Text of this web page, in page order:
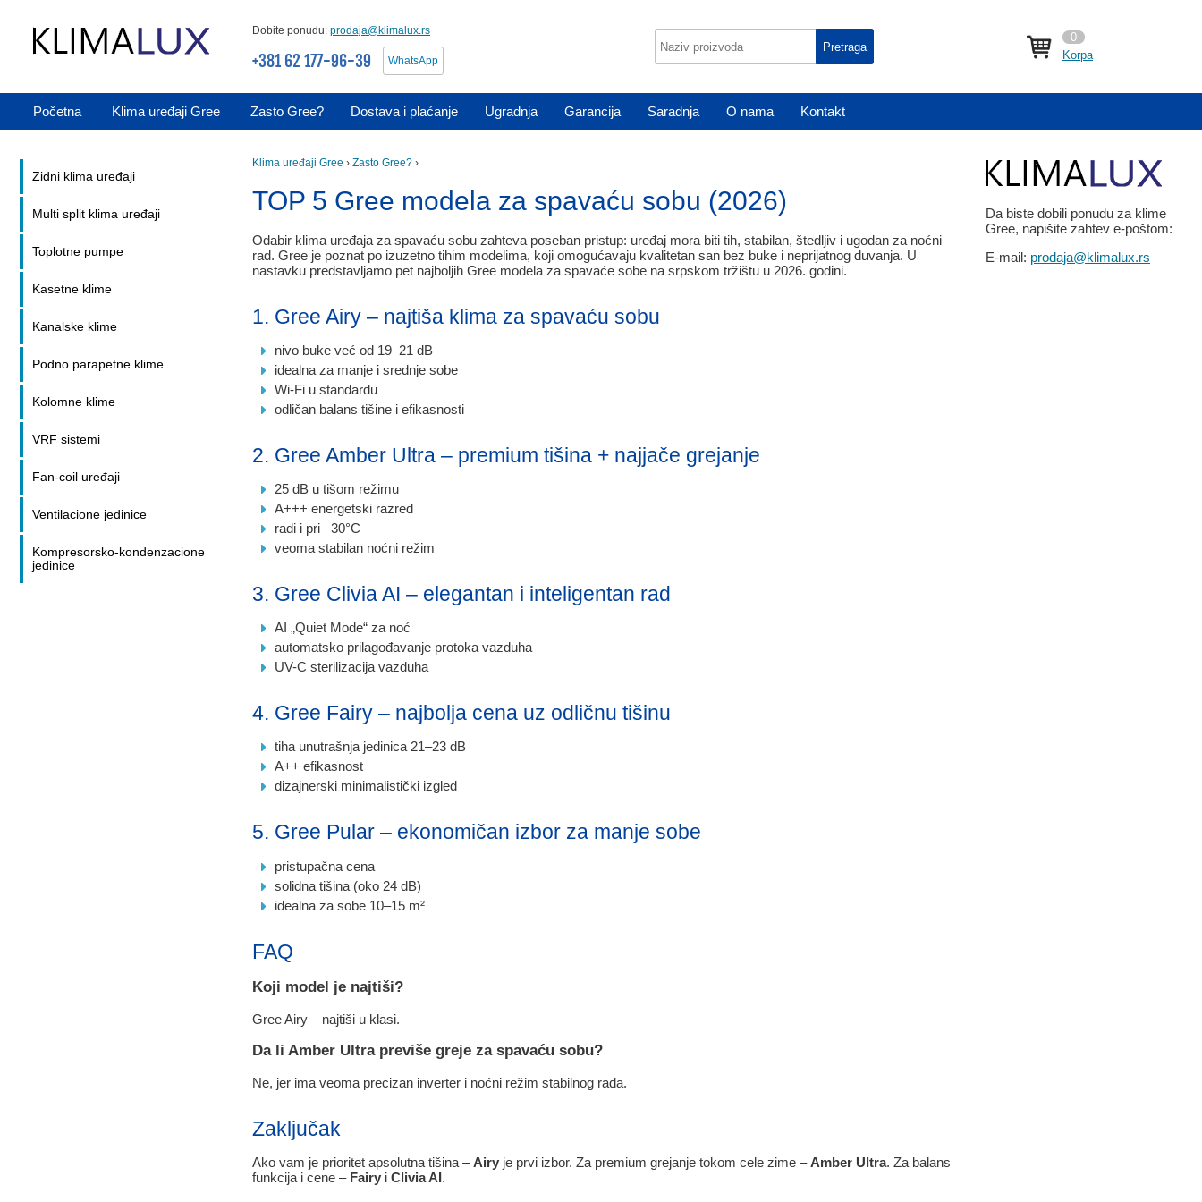
Dobite ponudu: prodaja@klimalux.rs
+381 62 177-96-39 WhatsApp
Pretraga
0
Korpa
Početna Klima uređaji Gree Zasto Gree? Dostava i plaćanje Ugradnja Garancija Saradnja O nama Kontakt
Klima uređaji Gree › Zasto Gree? ›
TOP 5 Gree modela za spavaću sobu (2026)
Odabir klima uređaja za spavaću sobu zahteva poseban pristup: uređaj mora biti tih, stabilan, štedljiv i ugodan za noćni
rad. Gree je poznat po izuzetno tihim modelima, koji omogućavaju kvalitetan san bez buke i neprijatnog duvanja. U
nastavku predstavljamo pet najboljih Gree modela za spavaće sobe na srpskom tržištu u 2026. godini.
1. Gree Airy – najtiša klima za spavaću sobu
nivo buke već od 19–21 dB
idealna za manje i srednje sobe
Wi-Fi u standardu
odličan balans tišine i efikasnosti
2. Gree Amber Ultra – premium tišina + najjače grejanje
25 dB u tišom režimu
A+++ energetski razred
radi i pri –30°C
veoma stabilan noćni režim
3. Gree Clivia AI – elegantan i inteligentan rad
AI „Quiet Mode“ za noć
automatsko prilagođavanje protoka vazduha
UV-C sterilizacija vazduha
4. Gree Fairy – najbolja cena uz odličnu tišinu
tiha unutrašnja jedinica 21–23 dB
A++ efikasnost
dizajnerski minimalistički izgled
5. Gree Pular – ekonomičan izbor za manje sobe
pristupačna cena
solidna tišina (oko 24 dB)
idealna za sobe 10–15 m²
FAQ
Koji model je najtiši?
Gree Airy – najtiši u klasi.
Da li Amber Ultra previše greje za spavaću sobu?
Ne, jer ima veoma precizan inverter i noćni režim stabilnog rada.
Zaključak
Ako vam je prioritet apsolutna tišina –Airy je prvi izbor. Za premium grejanje tokom cele zime –Amber Ultra. Za balans
funkcija i cene – Fairy i Clivia AI.
Zidni klima uređaji
Multi split klima uređaji
Toplotne pumpe
Kasetne klime
Kanalske klime
Podno parapetne klime
Kolomne klime
VRF sistemi
Fan-coil uređaji
Ventilacione jedinice
Kompresorsko-kondenzacione
jedinice
Da biste dobili ponudu za klime
Gree, napišite zahtev e-poštom:
E-mail: prodaja@klimalux.rs